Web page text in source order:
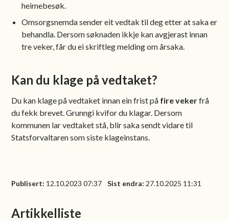
heimebesøk.
Omsorgsnemda sender eit vedtak til deg etter at saka er
behandla. Dersom søknaden ikkje kan avgjerast innan
tre veker, får du ei skriftleg melding om årsaka.
Kan du klage på vedtaket?
Du kan klage på vedtaket innan ein frist på fire vekerfrå
du fekk brevet. Grunngi kvifor du klagar. Dersom
kommunen lar vedtaket stå, blir saka sendt vidare til
Statsforvaltaren som siste klageinstans.
Publisert 12.10.2023 07:37 Sist endra 27.10.2025 11:31
Artikkelliste